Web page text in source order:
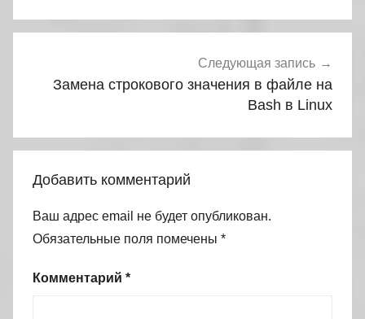
Следующая запись
Замена строкового значения в файле на
Bash в Linux
Добавить комментарий
Ваш адрес email не будет опубликован.
Обязательные поля помечены *
Комментарий *